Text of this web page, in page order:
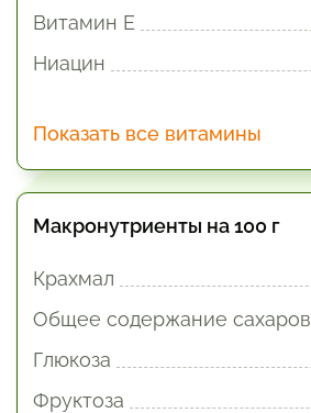
Витамин E
Ниацин
Показать все витамины
Макронутриенты на 100 г
Крахмал
Общее содержание сахаров
Глюкоза
Фруктоза